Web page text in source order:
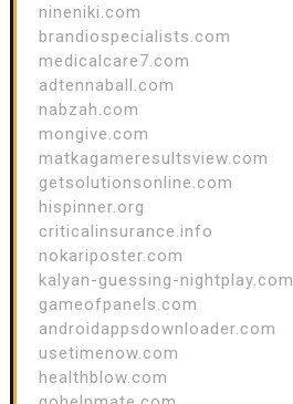
nineniki.com
brandiospecialists.com
medicalcare7.com
adtennaball.com
nabzah.com
mongive.com
matkagameresultsview.com
getsolutionsonline.com
hispinner.org
criticalinsurance.info
nokariposter.com
kalyan-guessing-nightplay.com
gameofpanels.com
androidappsdownloader.com
usetimenow.com
healthblow.com